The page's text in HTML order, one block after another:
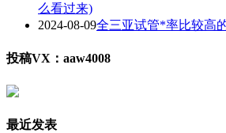
么看过来)
2024-08-09全三亚试管*率比较高
投稿VX：aaw4008
最近发表